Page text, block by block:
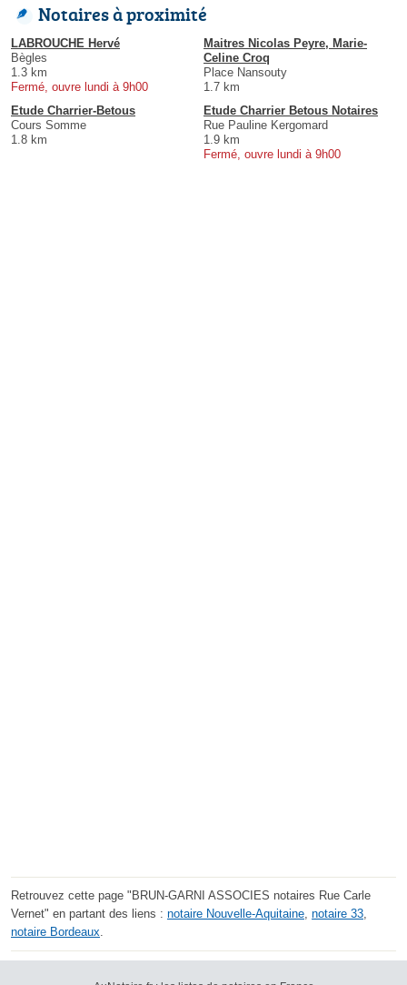
Notaires à proximité
LABROUCHE Hervé
Bègles
1.3 km
Fermé, ouvre lundi à 9h00
Maitres Nicolas Peyre, Marie-
Celine Croq
Place Nansouty
1.7 km
Etude Charrier-Betous
Cours Somme
1.8 km
Etude Charrier Betous Notaires
Rue Pauline Kergomard
1.9 km
Fermé, ouvre lundi à 9h00
Retrouvez cette page "BRUN-GARNI ASSOCIES notaires Rue Carle
Vernet" en partant des liens : notaire Nouvelle-Aquitaine, notaire 33,
notaire Bordeaux.